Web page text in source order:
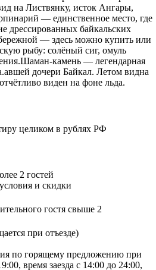
на Листвянку, исток Ангары,
— единственное место, где
дрессированных байкальских
— здесь можно купить или
рыбу: солёный сиг, омуль
камень — легендарная
дочери Байкал. Летом видна
виден на фоне льда.
целиком в рублях РФ
2 гостей
и скидки
гостя свыше 2
при отъезде)
по горящему предложению при
время заезда с 14:00 до 24:00,